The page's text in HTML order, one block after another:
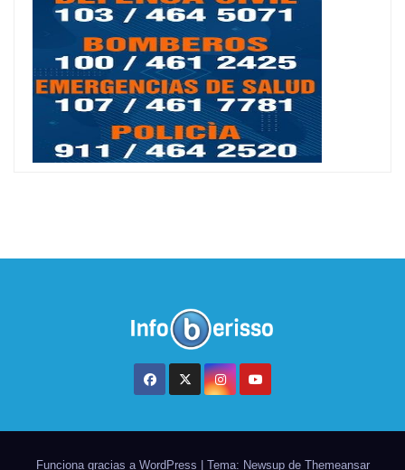
Funciona gracias a WordPress Tema: Newsup de Themeansar